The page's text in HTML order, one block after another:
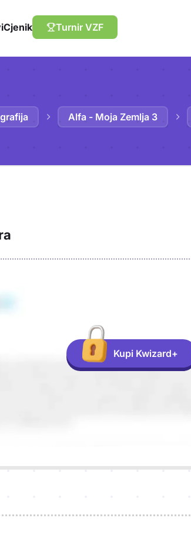
Cjenik Turnir VZF
Alfa - Moja Zemlja 3
Kupi Kwizard+